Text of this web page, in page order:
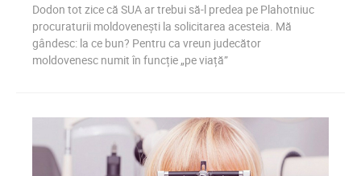
Dodon tot zice că SUA ar trebui să-l predea pe Plahotniuc
procuraturii moldovenești la solicitarea acesteia. Mă
gândesc: la ce bun? Pentru ca vreun judecător
moldovenesc numit în funcție „pe viață”